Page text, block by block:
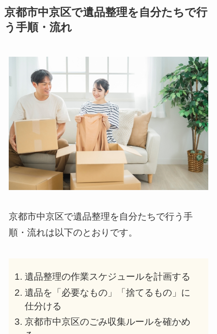
京都市中京区で遺品整理を自分たちで行
う手順・流れ
京都市中京区で遺品整理を自分たちで行う手
順・流れは以下のとおりです。
遺品整理の作業スケジュールを計画する
遺品を「必要なもの」「捨てるもの」に
仕分ける
京都市中京区のごみ収集ルールを確かめ